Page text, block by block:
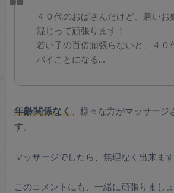
４０代のおばさんだけど、若いお
混じって頑張ります！
若い子の百倍頑張らないと、４０
バイことになる…
年齢関係なく、様々な方がマッサージ
す。
マッサージでしたら、無理なく出来ます
このコメントにも、一緒に頑張りまし